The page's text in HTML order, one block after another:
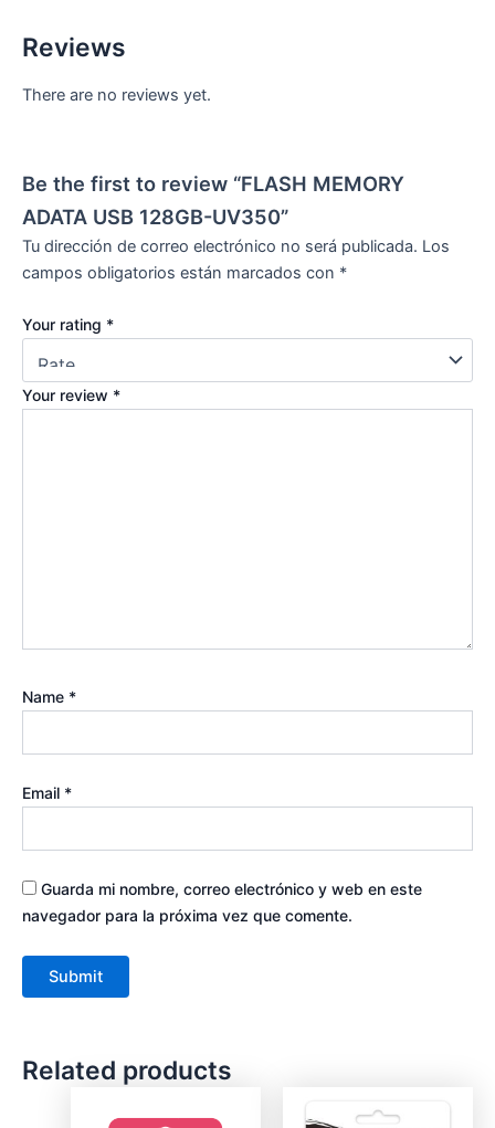
Reviews
There are no reviews yet.
Be the first to review “FLASH MEMORY
ADATA USB 128GB-UV350”
Tu dirección de correo electrónico no será publicada. Los
campos obligatorios están marcados con *
Your rating *
Your review *
Name *
Email *
Guarda mi nombre, correo electrónico y web en este
navegador para la próxima vez que comente.
Related products